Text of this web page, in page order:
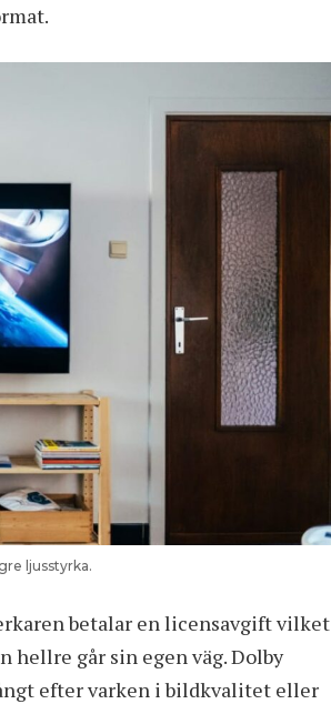
ljusstyrka.
betalar en licensavgift vilket
går sin egen väg. Dolby
efter varken i bildkvalitet eller